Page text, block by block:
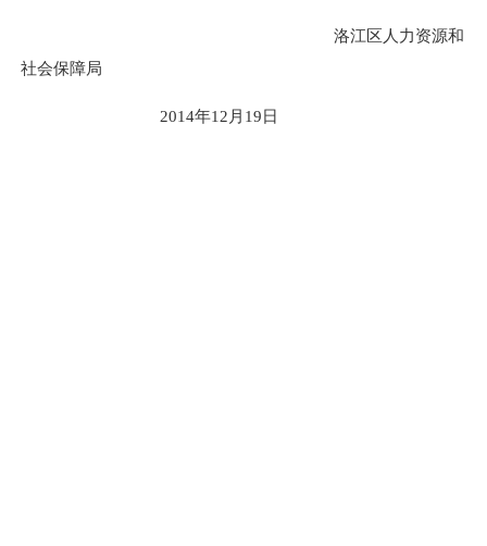
洛江区人力资源和
社会保障局
2014年12 月 19日